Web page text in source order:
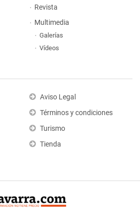
Revista
Multimedia
Galerías
Vídeos
Aviso Legal
Términos y condiciones
Turismo
Tienda